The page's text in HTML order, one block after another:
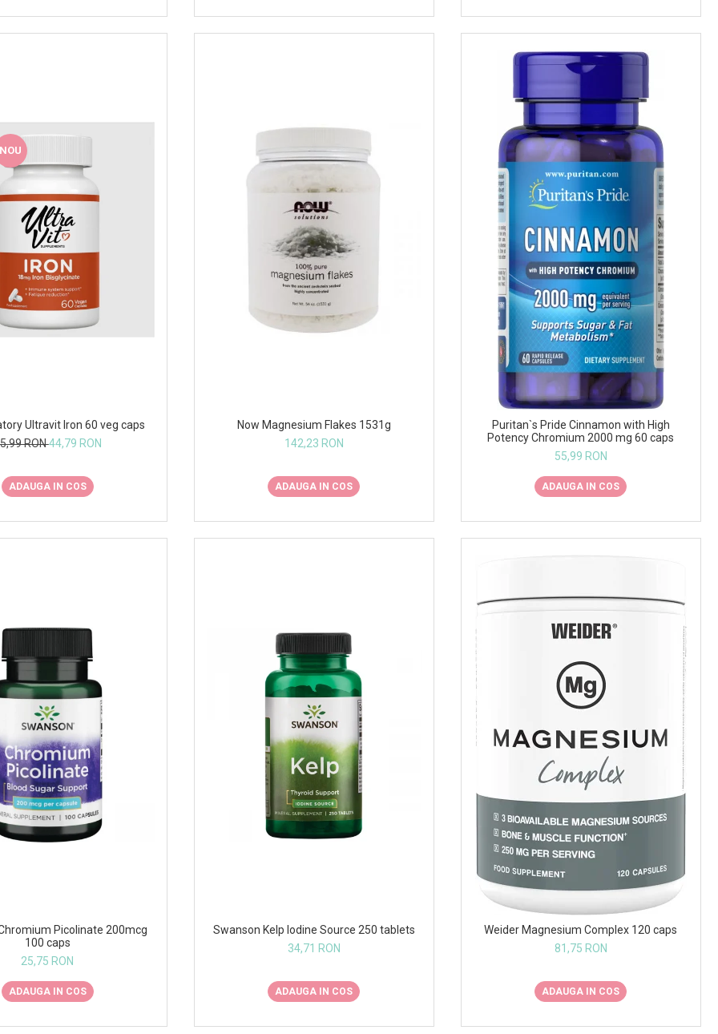
NOU
Ultravit Iron 60 veg caps
RON44,79 RON
ADAUGA IN COS
Now Magnesium Flakes 1531g
142,23 RON
ADAUGA IN COS
Puritan`s Pride Cinnamon with High
Potency Chromium 2000 mg 60 caps
55,99 RON
ADAUGA IN COS
Picolinate 200mcg
100 caps
25,75 RON
ADAUGA IN COS
Swanson Kelp Iodine Source 250 tablets
34,71 RON
ADAUGA IN COS
Weider Magnesium Complex 120 caps
81,75 RON
ADAUGA IN COS